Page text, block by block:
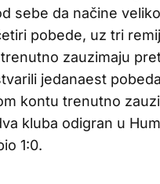
sebe da načine
pobede, uz tri
zauzimaju
jedanaest
kontu trenutno
kluba odigran u
1:0.